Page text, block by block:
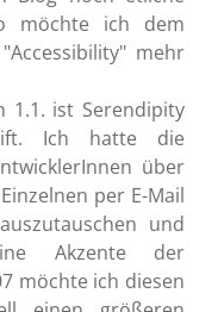
möchte ich dem
mehr
1.1. ist Serendipity
Ich hatte die
über
per E-Mail
und
Akzente der
möchte ich diesen